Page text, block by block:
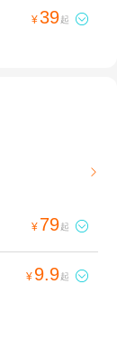
¥39起 

¥ 79起 
¥ 9.9起 